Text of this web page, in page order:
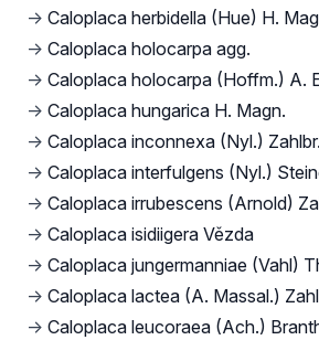
→ Caloplaca herbidella (Hue) H.
→ Caloplaca holocarpa agg.
→ Caloplaca holocarpa (Hoffm.) A.
→ Caloplaca hungarica H. Magn.
→ Caloplaca inconnexa (Nyl.) Zahlbr.
→ Caloplaca interfulgens (Nyl.)
→ Caloplaca irrubescens (Arnold)
→ Caloplaca isidiigera Vězda
→ Caloplaca jungermanniae (Vahl)
→ Caloplaca lactea (A. Massal.)
→ Caloplaca leucoraea (Ach.)